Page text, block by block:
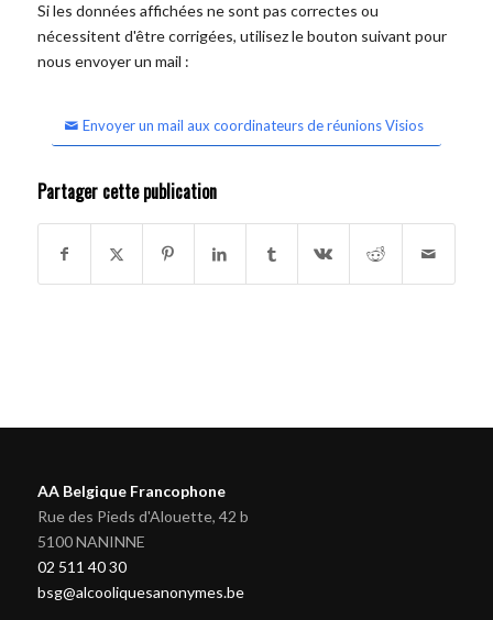
Si les données affichées ne sont pas correctes ou
nécessitent d'être corrigées, utilisez le bouton suivant pour
nous envoyer un mail :
Envoyer un mail aux coordinateurs de réunions Visios
Partager cette publication
AA Belgique Francophone
Rue des Pieds d'Alouette, 42 b
5100 NANINNE
02 511 40 30
bsg@alcooliquesanonymes.be